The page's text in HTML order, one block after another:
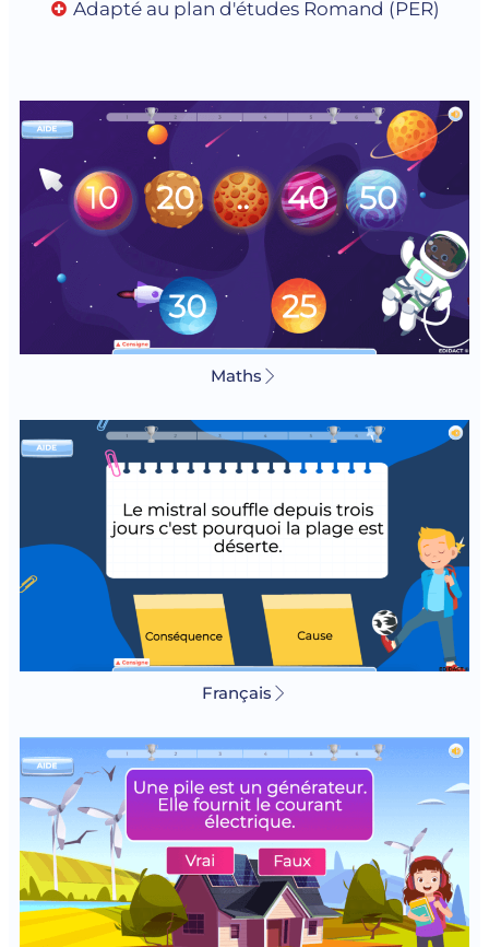
Adapté au plan d'études Romand (PER)
Maths
Français